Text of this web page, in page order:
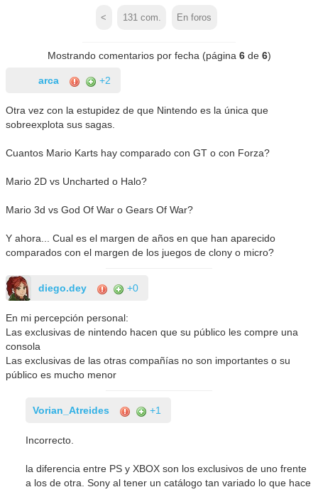
< 131 com. En foros
Mostrando comentarios por fecha (página 6de 6)
arca +2
Otra vez con la estupidez de que Nintendo es la única que
sobreexplota sus sagas.
Cuantos Mario Karts hay comparado con GT o con Forza?
Mario 2D vs Uncharted o Halo?
Mario 3d vs God Of War o Gears Of War?
Y ahora... Cual es el margen de años en que han aparecido
comparados con el margen de los juegos de clony o micro?
diego.dey +0
En mi percepción personal:
Las exclusivas de nintendo hacen que su público les compre una
consola
Las exclusivas de las otras compañías no son importantes o su
público es mucho menor
Vorian_Atreides +1
Incorrecto.
la diferencia entre PS y XBOX son los exclusivos de uno frente
a los de otra. Sony al tener un catálogo tan variado lo que hace